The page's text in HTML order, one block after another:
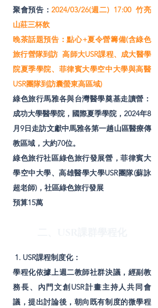
聚會預告：2024/03/26(週二) 17:00 竹亮
山莊三杯飲
晚茶話題預告：點心+夏令營籌備(含綠色
旅行營隊到訪 高師大USR課程、成大醫學
院夏季學院、菲律賓大學空中大學與高醫
USR團隊到訪囊螢東高區域)
綠色旅行馬雅各與台灣醫學奠基走讀營：
成功大學醫學院，國際夏季學院，2024年8
月9日走訪文獻中馬雅各第一趟山區醫療傳
教區域，大約70位。
綠色旅行社區綠色旅行發展營，菲律賓大
學空中大學、高雄醫學大學USR團隊(蘇詠
超老師)，社區綠色旅行發展
預算15萬
1. USR課程制度化：
學程化依據上週二教師社群決議，經副教
務長、內門文創USR計畫主持人共同會
議，提出討論後，朝向既有制度的微學程